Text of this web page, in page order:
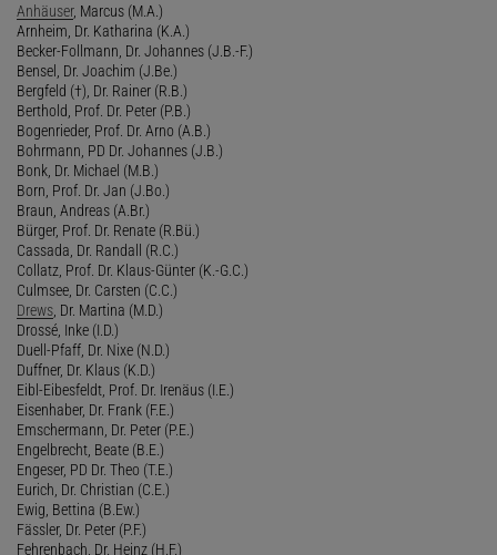
Anhäuser, Marcus (M.A.)
Arnheim, Dr. Katharina (K.A.)
Becker-Follmann, Dr. Johannes (J.B.-F.)
Bensel, Dr. Joachim (J.Be.)
Bergfeld (†), Dr. Rainer (R.B.)
Berthold, Prof. Dr. Peter (P.B.)
Bogenrieder, Prof. Dr. Arno (A.B.)
Bohrmann, PD Dr. Johannes (J.B.)
Bonk, Dr. Michael (M.B.)
Born, Prof. Dr. Jan (J.Bo.)
Braun, Andreas (A.Br.)
Bürger, Prof. Dr. Renate (R.Bü.)
Cassada, Dr. Randall (R.C.)
Collatz, Prof. Dr. Klaus-Günter (K.-G.C.)
Culmsee, Dr. Carsten (C.C.)
Drews , Dr. Martina (M.D.)
Drossé, Inke (I.D.)
Duell-Pfaff, Dr. Nixe (N.D.)
Duffner, Dr. Klaus (K.D.)
Eibl-Eibesfeldt, Prof. Dr. Irenäus (I.E.)
Eisenhaber, Dr. Frank (F.E.)
Emschermann, Dr. Peter (P.E.)
Engelbrecht, Beate (B.E.)
Engeser, PD Dr. Theo (T.E.)
Eurich, Dr. Christian (C.E.)
Ewig, Bettina (B.Ew.)
Fässler, Dr. Peter (P.F.)
Fehrenbach, Dr. Heinz (H.F.)